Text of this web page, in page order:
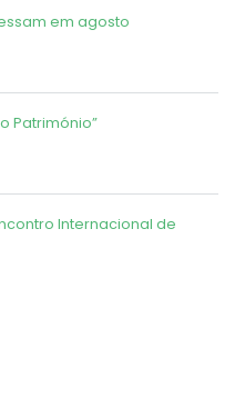
em agosto
Património”
Internacional de